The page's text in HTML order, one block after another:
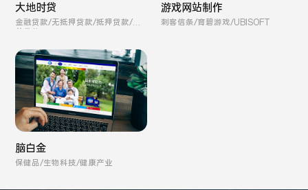
大地时贷
金融贷款/无抵押贷款/抵押贷款/保
游戏网站制作
刺客信条/育碧游戏/UBISOFT
脑白金
保健品/生物科技/健康产业